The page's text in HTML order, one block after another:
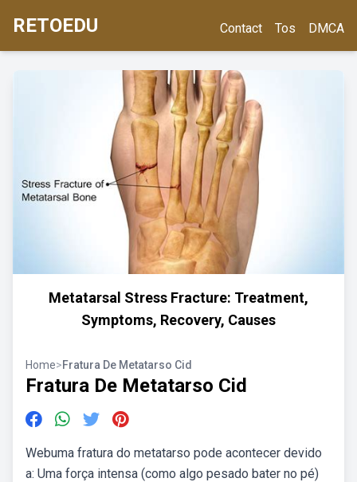
RETOEDU Contact Tos DMCA
Metatarsal Stress Fracture: Treatment,
Symptoms, Recovery, Causes
Home>Fratura De Metatarso Cid
Fratura De Metatarso Cid
Webuma fratura do metatarso pode acontecer devido
a: Uma força intensa (como algo pesado bater no pé)